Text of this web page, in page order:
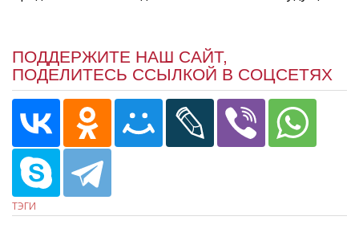
ПОДДЕРЖИТЕ НАШ САЙТ,
ПОДЕЛИТЕСЬ ССЫЛКОЙ В СОЦСЕТЯХ
ТЭГИ